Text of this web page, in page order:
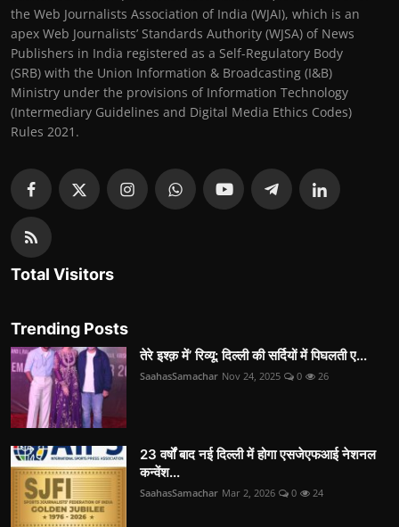
the Web Journalists Association of India (WJAI), which is an
apex Web Journalists’ Standards Authority (WJSA) of News
Publishers in India registered as a Self-Regulatory Body
(SRB) with the Union Information & Broadcasting (I&B)
Ministry under the provisions of Information Technology
(Intermediary Guidelines and Digital Media Ethics Codes)
Rules 2021.
Total Visitors
Trending Posts
तेरे इश्क़ में’ रिव्यू: दिल्ली की सर्दियों में पिघलती ए...
SaahasSamachar Nov 24, 2025 0 26
23 वर्षों बाद नई दिल्ली में होगा एसजेएफआई नेशनल
कन्वेंश...
SaahasSamachar Mar 2, 2026 0 24